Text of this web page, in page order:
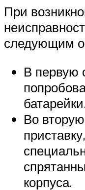
При
следующим
В первую
Во
корпуса.